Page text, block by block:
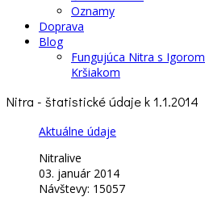
Oznamy
Doprava
Blog
Fungujúca Nitra s Igorom
Kršiakom
Nitra - štatistické údaje k 1.1.2014
Aktuálne údaje
Nitralive
03. január 2014
Návštevy: 15057